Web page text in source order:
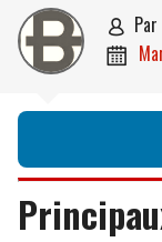
 par
